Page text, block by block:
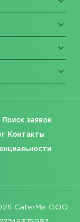
Поиск заявок
Контакты
CaterMe ООО